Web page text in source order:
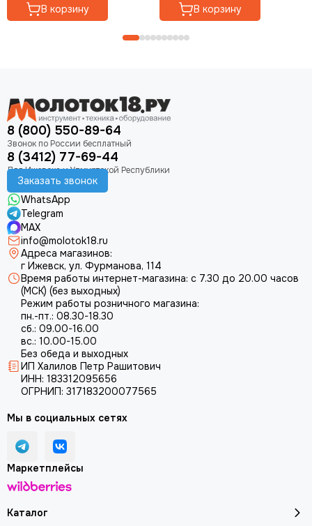
В корзину
В корзину
8 (800) 550-89-64
8 (3412) 77-69-44
Заказать звонок
WhatsApp
Telegram
MAX
info@molotok18.ru
Адреса магазинов:
г Ижевск, ул. Фурманова, 114
Время работы интернет-магазина: с 7.30 до 20.00 часов
(МСК) (без выходных)
Режим работы розничного магазина:
пн.-пт.: 08.30-18.30
сб.: 09.00-16.00
вс.: 10.00-15.00
Без обеда и выходных
ИП Халилов Петр Рашитович
ИНН: 183312095656
ОГРНИП: 317183200077565
Каталог
Мы в социальных сетях
Маркетплейсы